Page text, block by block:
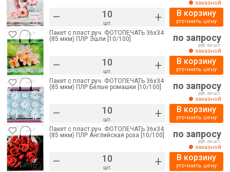
– шт. +
заказной
В корзину
уточнить цену
Пакет с пласт.руч. ФОТОПЕЧАТЬ 36х34
(85 мкм) ПЛР Эшли [10/100]
– шт. +
по запросу
руб. за шт.
заказной
В корзину
уточнить цену
Пакет с пласт.руч. ФОТОПЕЧАТЬ 36х34
(85 мкм) ПЛР Белые ромашки [10/100]
– шт. +
по запросу
руб. за шт.
заказной
В корзину
уточнить цену
Пакет с пласт.руч. ФОТОПЕЧАТЬ 36х34
(85 мкм) ПЛР Английская роза [10/100]
– шт. +
по запросу
руб. за шт.
заказной
В корзину
уточнить цену